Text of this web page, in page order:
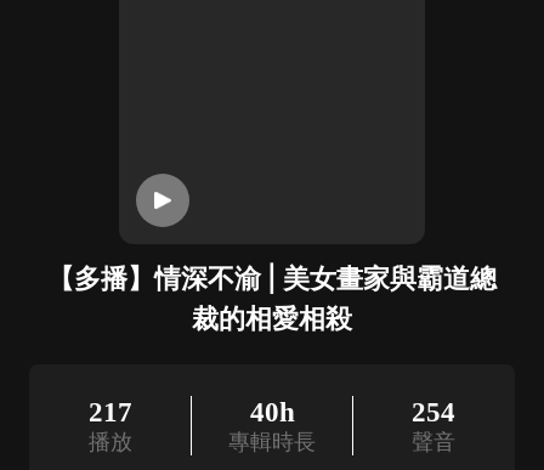
【多播】情深不渝 | 美女畫家與霸道總
裁的相愛相殺
217
播放
40h
專輯時長
254
聲音